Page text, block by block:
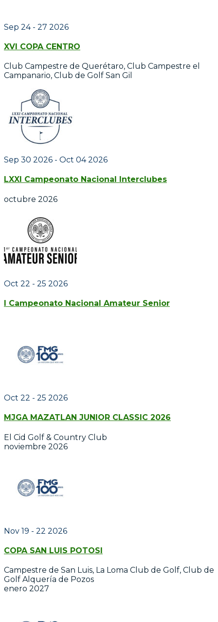
Sep 24 - 27 2026
XVI COPA CENTRO
Club Campestre de Querétaro, Club Campestre el
Campanario, Club de Golf San Gil
Sep 30 2026 - Oct 04 2026
LXXI Campeonato Nacional Interclubes
octubre 2026
Oct 22 - 25 2026
I Campeonato Nacional Amateur Senior
Oct 22 - 25 2026
MJGA MAZATLAN JUNIOR CLASSIC 2026
El Cid Golf & Country Club
noviembre 2026
Nov 19 - 22 2026
COPA SAN LUIS POTOSI
Campestre de San Luis, La Loma Club de Golf, Club de
Golf Alquería de Pozos
enero 2027